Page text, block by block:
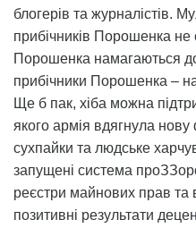
блогерів та журналістів.
прибічників Порошенка
Порошенка намагаються
прибічники Порошенка –
Ще б пак, хіба можна
якого армія вдягнула
сухпайки та людське
запущені система
реєстри майнових прав та
позитивні результати